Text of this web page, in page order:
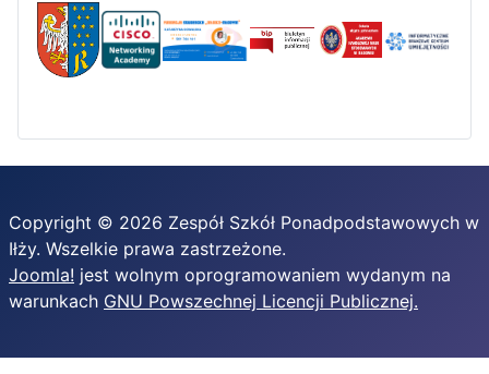
Copyright © 2026 Zespół Szkół Ponadpodstawowych w
Iłży. Wszelkie prawa zastrzeżone.
Joomla! jest wolnym oprogramowaniem wydanym na
warunkach GNU Powszechnej Licencji Publicznej.